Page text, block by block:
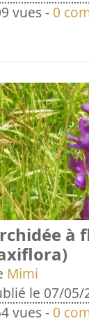
vues - 0
à
Mimi
le 07/05/
vues - 0